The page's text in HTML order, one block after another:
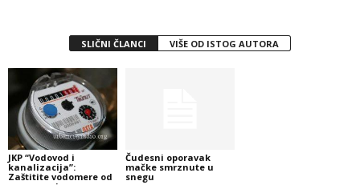
SLIČNI ČLANCI VIŠE OD ISTOG AUTORA
JKP “Vodovod i
kanalizacija”:
Zaštitite vodomere od
Čudesni oporavak
mačke smrznute u
snegu